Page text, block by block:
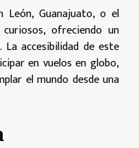
León, Guanajuato, o el
ofreciendo un
accesibilidad de este
en vuelos en globo,
el mundo desde una